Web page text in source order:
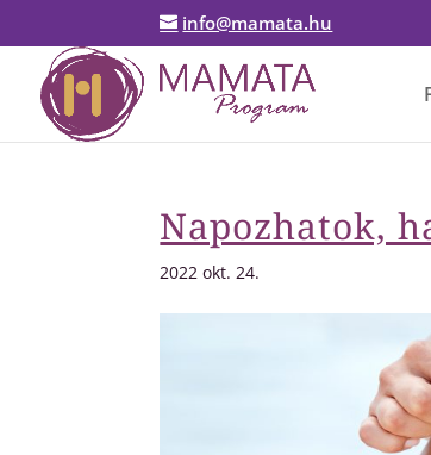
info@mamata.hu
Napozhatok,
2022 okt. 24.